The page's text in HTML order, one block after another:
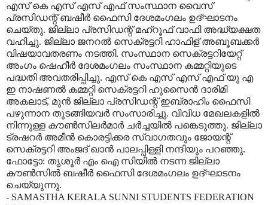
എസ് കെ എസ് എസ് എഫ് സംസ്ഥാന വൈസ്
പ്രസിഡന്റ് ബഷീര്‍ ഫൈസി ദേശമംഗലം ഉദ്ഘാടനം
ചെയ്തു. ജില്ലാ പ്രസിഡന്റ് മഹ്‌റൂഫ് വാഫി അദ്ധ്യക്ഷത
വഹിച്ചു. ജില്ലാ ജനറല്‍ സെക്രട്ടറി ഹാഫിള് അബൂബക്കര്‍
വിഷയാവതരണം നടത്തി. സംസ്ഥാന സെക്രട്ടറിയേറ്റ്
അംഗം ഷെഹീര്‍ ദേശമംഗലം സംസ്ഥാന കമ്മറ്റിയുടെ
പദ്ധതി അവതരിപ്പിച്ചു. എസ് കെ എസ് എസ് എഫ് യു എ
ഇ നാഷണല്‍ കമ്മറ്റി സെക്രട്ടറി ഹുസൈന്‍ ദാരിമി
അകലാട്, മുന്‍ ജില്ലാ പ്രസിഡന്റ് ഇബ്രാഹിം ഫൈസി
പഴുന്നാന തുടങ്ങിയവര്‍ സംസാരിച്ചു. വിവിധ മേഖലകളില്‍
നിന്നുള്ള കൗണ്‍സിലര്‍മാര്‍ ചര്‍ച്ചയില്‍ പങ്കെടുത്തു. ജില്ലാ
ട്രഷറര്‍ അമീന്‍ കൊരട്ടിക്കര സ്വാഗതവും ജോയന്റ്
സെക്രട്ടറി അംജദ് ഖാന്‍ പാലപ്പിള്ളി നന്ദിയും പറഞ്ഞു.
ഫോട്ടോ: തൃശൂര്‍ എം ഐ സിയില്‍ നടന്ന ജില്ലാ
കൗണ്‍സില്‍ ബഷീര്‍ ഫൈസി ദേശമംഗലം ഉദ്ഘാടനം
ചെയ്യുന്നു.
- SAMASTHA KERALA SUNNI STUDENTS FEDERATION